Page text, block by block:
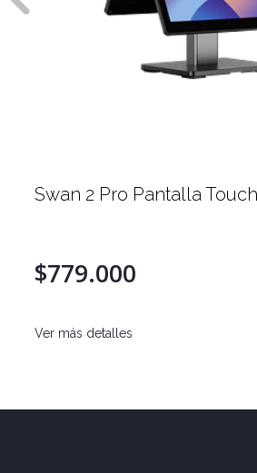
Swan 2 Pro Pantalla Touch
$779.000
Ver más detalles